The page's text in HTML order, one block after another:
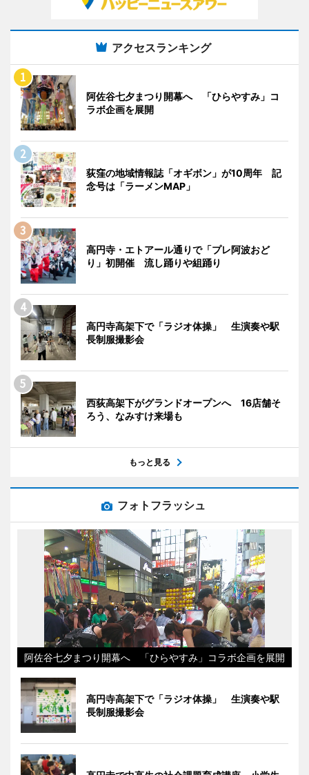
アクセスランキング
阿佐谷七夕まつり開幕へ 「ひらやすみ」コ
ラボ企画を展開
荻窪の地域情報誌「オギボン」が10周年 記
念号は「ラーメンMAP」
高円寺・エトアール通りで「プレ阿波おど
り」初開催 流し踊りや組踊り
高円寺高架下で「ラジオ体操」 生演奏や駅
長制服撮影会
西荻高架下がグランドオープンへ 16店舗そ
ろう、なみすけ来場も
もっと見る
フォトフラッシュ
阿佐谷七夕まつり開幕へ 「ひらやすみ」コラボ企画を展開
高円寺高架下で「ラジオ体操」 生演奏や駅
長制服撮影会